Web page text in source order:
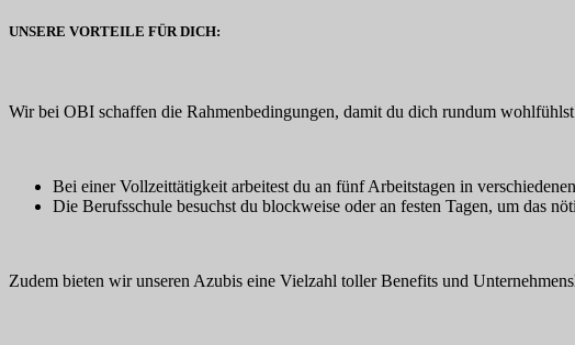
UNSERE VORTEILE FÜR DICH:
Wir bei OBI schaffen die Rahmenbedingungen, damit du dich rundum
Bei einer Vollzeittätigkeit arbeitest du an fünf Arbeitstagen in
Die Berufsschule besuchst du blockweise oder an festen Tagen, um das
Zudem bieten wir unseren Azubis eine Vielzahl toller Benefits und